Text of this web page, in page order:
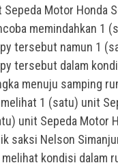
Motor Honda
memindahkan 1
tersebut namun 1
tersebut dalam
menuju samping
1 (satu) unit
unit Sepeda Motor
saksi Nelson
kondisi dalam